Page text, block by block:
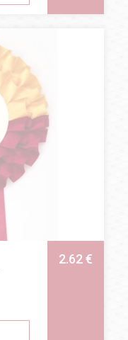
2.62 €